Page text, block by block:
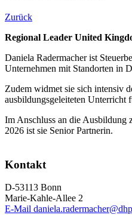
Zurück
Regional Leader United
Daniela Radermacher ist
Unternehmen mit Standorten in
Zudem widmet sie sich intensiv
ausbildungsgeleiteten Unterricht
Im Anschluss an die Ausbildung
2026 ist sie Senior Partnerin.
Kontakt
D-53113 Bonn
Marie-Kahle-Allee 2
E-Mail